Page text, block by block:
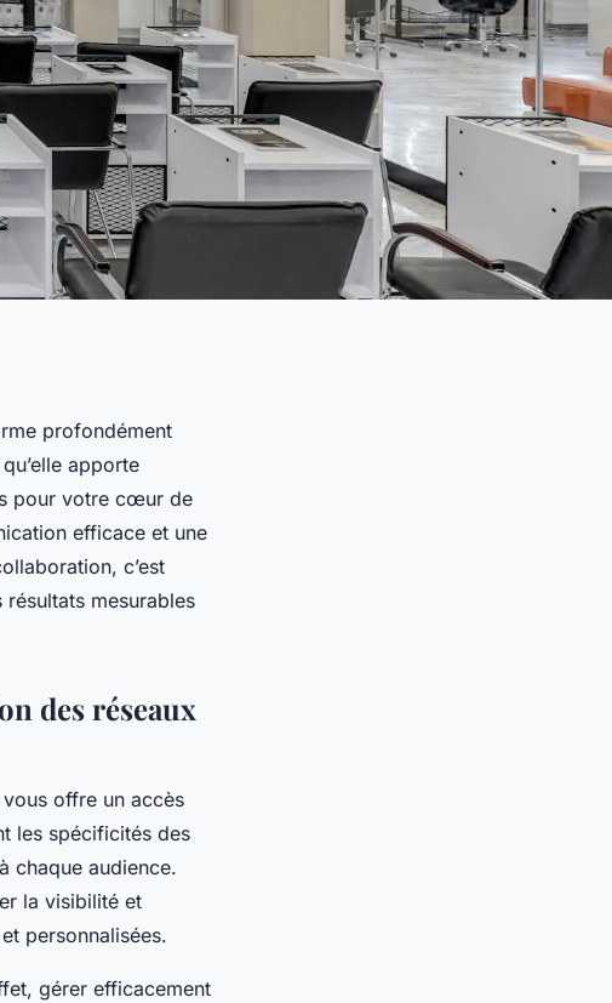
profondément
apporte
pour votre cœur de
efficace et une
c’est
mesurables
des réseaux
offre un accès
les spécificités des
chaque audience.
la visibilité et
personnalisées.
gérer efficacement